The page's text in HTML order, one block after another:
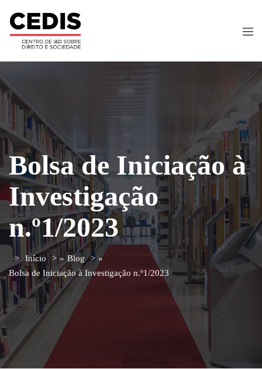
Bolsa de Iniciação à
Investigação
n.º1/2023
Início » Blog
»
Bolsa de Iniciação à Investigação n.º1/2023